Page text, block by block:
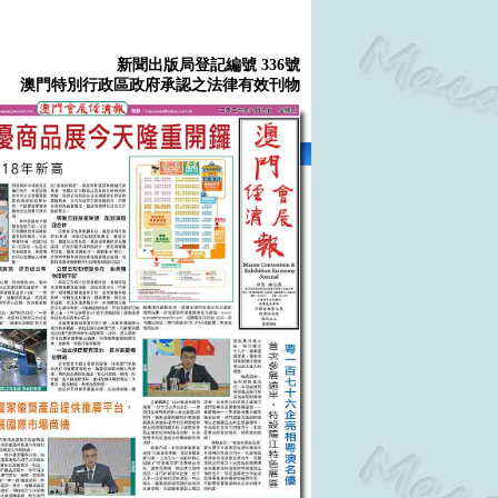
新聞出版局登記編號 336號
澳門特別行政區政府承認之法律有效刊物